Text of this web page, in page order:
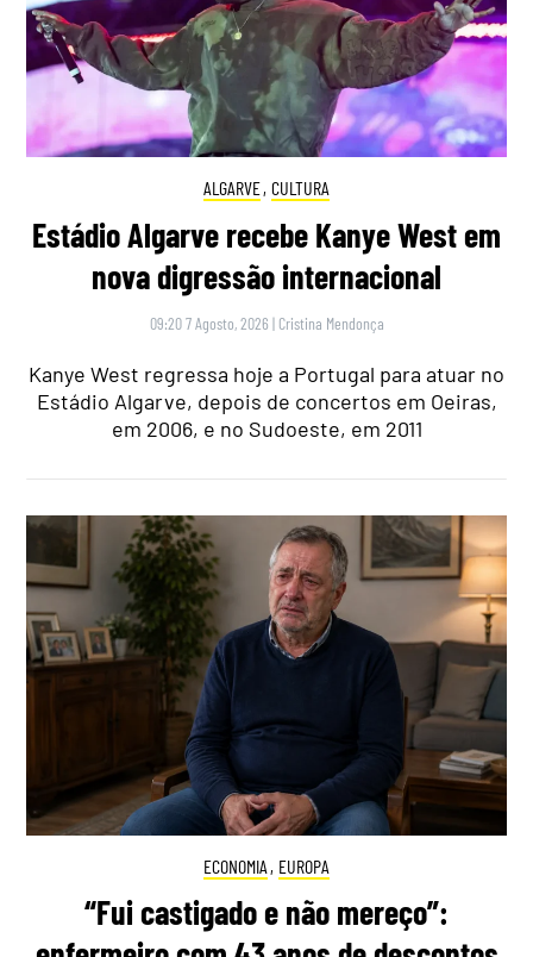
ALGARVE, CULTURA
Estádio Algarve recebe Kanye West em
nova digressão internacional
09:20 7 Agosto, 2026 | Cristina Mendonça
Kanye West regressa hoje a Portugal para atuar no
Estádio Algarve, depois de concertos em Oeiras,
em 2006, e no Sudoeste, em 2011
ECONOMIA , EUROPA
“Fui castigado e não mereço”: